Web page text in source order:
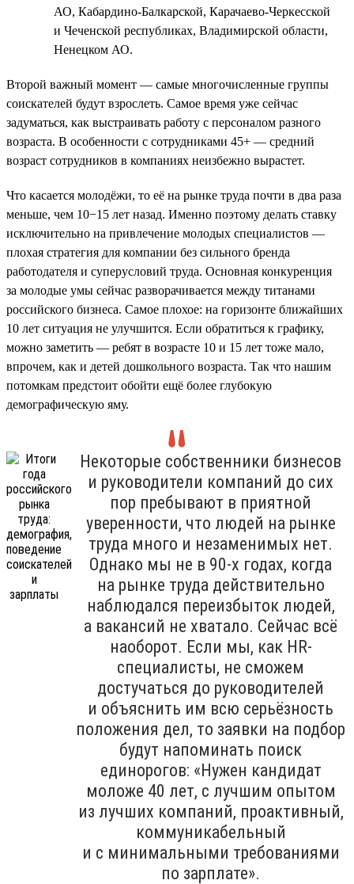
АО, Кабардино-Балкарской, Карачаево-Черкесской
и Чеченской республиках, Владимирской области,
Ненецком АО.
Второй важный момент — самые многочисленные группы
соискателей будут взрослеть. Самое время уже сейчас
задуматься, как выстраивать работу с персоналом разного
возраста. В особенности с сотрудниками 45+ — средний
возраст сотрудников в компаниях неизбежно вырастет.
Что касается молодёжи, то её на рынке труда почти в два раза
меньше, чем 10−15 лет назад. Именно поэтому делать ставку
исключительно на привлечение молодых специалистов —
плохая стратегия для компании без сильного бренда
работодателя и суперусловий труда. Основная конкуренция
за молодые умы сейчас разворачивается между титанами
российского бизнеса. Самое плохое: на горизонте ближайших
10 лет ситуация не улучшится. Если обратиться к графику,
можно заметить — ребят в возрасте 10 и 15 лет тоже мало,
впрочем, как и детей дошкольного возраста. Так что нашим
потомкам предстоит обойти ещё более глубокую
демографическую яму.
Некоторые собственники бизнесов
и руководители компаний до сих
пор пребывают в приятной
уверенности, что людей на рынке
труда много и незаменимых нет.
Однако мы не в 90-х годах, когда
на рынке труда действительно
наблюдался переизбыток людей,
а вакансий не хватало. Сейчас всё
наоборот. Если мы, как HR-
специалисты, не сможем
достучаться до руководителей
и объяснить им всю серьёзность
положения дел, то заявки на подбор
будут напоминать поиск
единорогов: «Нужен кандидат
моложе 40 лет, с лучшим опытом
из лучших компаний, проактивный,
коммуникабельный
и с минимальными требованиями
по зарплате».